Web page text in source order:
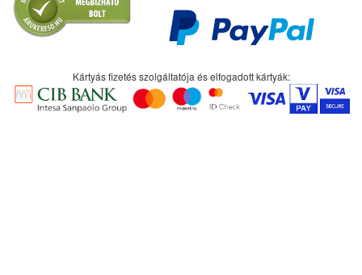
Kártyás fizetés szolgáltatója és elfogadott kártyák: